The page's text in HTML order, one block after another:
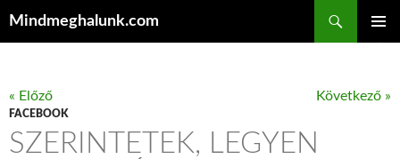
Mindmeghalunk.com
« Előző Következő »
FACEBOOK
SZERINTETEK, LEGYEN